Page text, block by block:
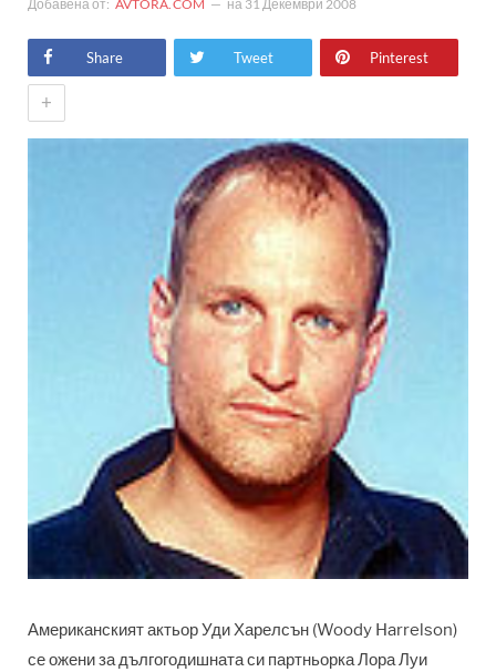
Добавена от: AVTORA.COM на 31 Декември 2008
Share Tweet Pinterest
+
Американският актьор Уди Харелсън (Woody Harrelson)
се ожени за дългогодишната си партньорка Лора Луи